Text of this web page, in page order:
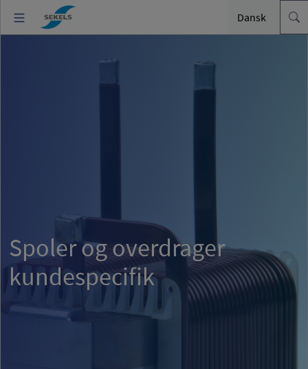
Dansk
Spoler og overdrager
kundespecifik